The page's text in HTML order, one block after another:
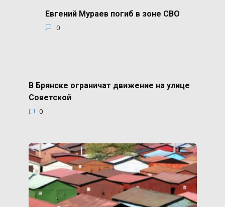
Евгений Мураев погиб в зоне СВО
0
В Брянске ограничат движение на улице
Советской
0